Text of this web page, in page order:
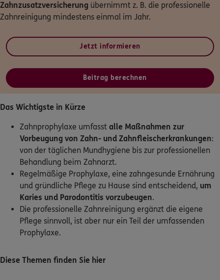
Meine Versicherungen
Sehen Sie auf einen Blick Ihre Versicherungen bei ERGO,
dem ERGO Rechtsschutz und der DKV.
Zum Kundenportal
Schaden- oder Leistungsfall melden
Bequem online oder telefonisch.
Kontakt
Meine Versicherungen
Sehen Sie auf einen Blick Ihre Versicherungen bei ERGO,
Zahnzusatzversicherung übernimmt z. B. die professionelle
Zahnreinigung mindestens einmal im Jahr.
Jetzt informieren
Beitrag berechnen
Das Wichtigste in Kürze
Zahnprophylaxe umfasst alle Maßnahmen zur
Vorbeugung von Zahn- und Zahnfleischerkrankungen:
von der täglichen Mundhygiene bis zur professionellen
Behandlung beim Zahnarzt.
Regelmäßige Prophylaxe, eine zahngesunde Ernährung
und gründliche Pflege zu Hause sind entscheidend, um
Karies und Parodontitis vorzubeugen.
Die professionelle Zahnreinigung ergänzt die eigene
Pflege sinnvoll, ist aber nur ein Teil der umfassenden
Prophylaxe.
Diese Themen finden Sie hier